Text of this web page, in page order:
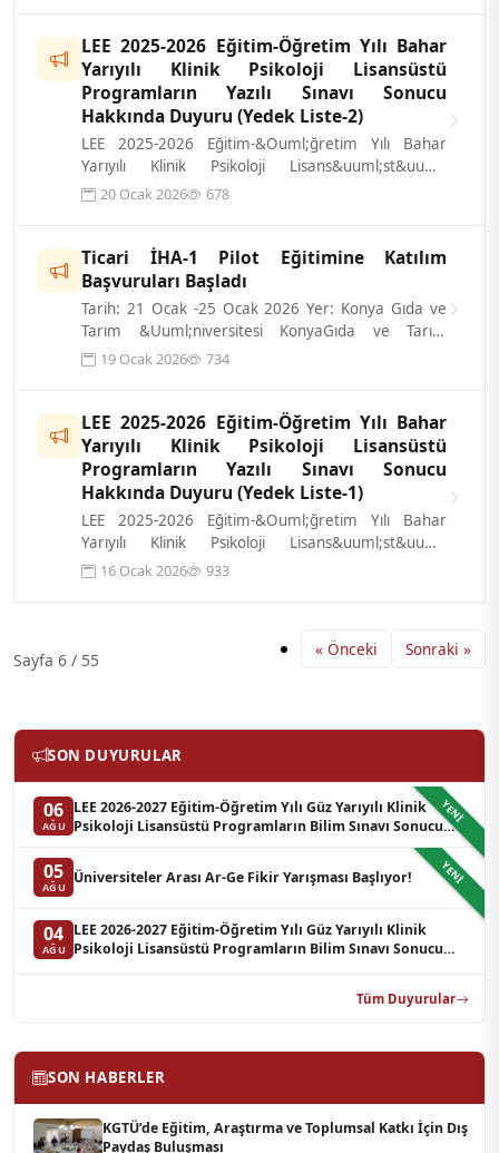
LEE 2025-2026 Eğitim-Öğretim Yılı Bahar
Yarıyılı Klinik Psikoloji Lisansüstü
Programların Yazılı Sınavı Sonucu
Hakkında Duyuru (Yedek Liste-2)
LEE 2025-2026 Eğitim-&Ouml;ğretim Yılı Bahar
Yarıyılı Klinik Psikoloji Lisans&uuml;st&uuml;
Programların Yazılı Sınavı sonucu ilgi...
20 Ocak 2026 678
Ticari İHA-1 Pilot Eğitimine Katılım
Başvuruları Başladı
Tarih: 21 Ocak -25 Ocak 2026 Yer: Konya Gıda ve
Tarım &Uuml;niversitesi KonyaGıda ve Tarım
&Uuml;niversitesi tarafından d&uuml;zen...
19 Ocak 2026 734
LEE 2025-2026 Eğitim-Öğretim Yılı Bahar
Yarıyılı Klinik Psikoloji Lisansüstü
Programların Yazılı Sınavı Sonucu
Hakkında Duyuru (Yedek Liste-1)
LEE 2025-2026 Eğitim-&Ouml;ğretim Yılı Bahar
Yarıyılı Klinik Psikoloji Lisans&uuml;st&uuml;
Programların Yazılı Sınavı sonucu ilgi...
16 Ocak 2026 933
Sayfa 6 / 55
« Önceki Sonraki »
SON DUYURULAR
YENI
06
AĞU
LEE 2026-2027 Eğitim-Öğretim Yılı Güz Yarıyılı Klinik
Psikoloji Lisansüstü Programların Bilim Sınavı Sonucu
YENI
05
AĞU
Üniversiteler Arası Ar-Ge Fikir Yarışması Başlıyor!
04
AĞU
LEE 2026-2027 Eğitim-Öğretim Yılı Güz Yarıyılı Klinik
Psikoloji Lisansüstü Programların Bilim Sınavı Sonucu
Tüm Duyurular
SON HABERLER
KGTÜ’de Eğitim, Araştırma ve Toplumsal Katkı İçin Dış
Paydaş Buluşması